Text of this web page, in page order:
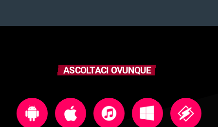
ASCOLTACI OVUNQUE